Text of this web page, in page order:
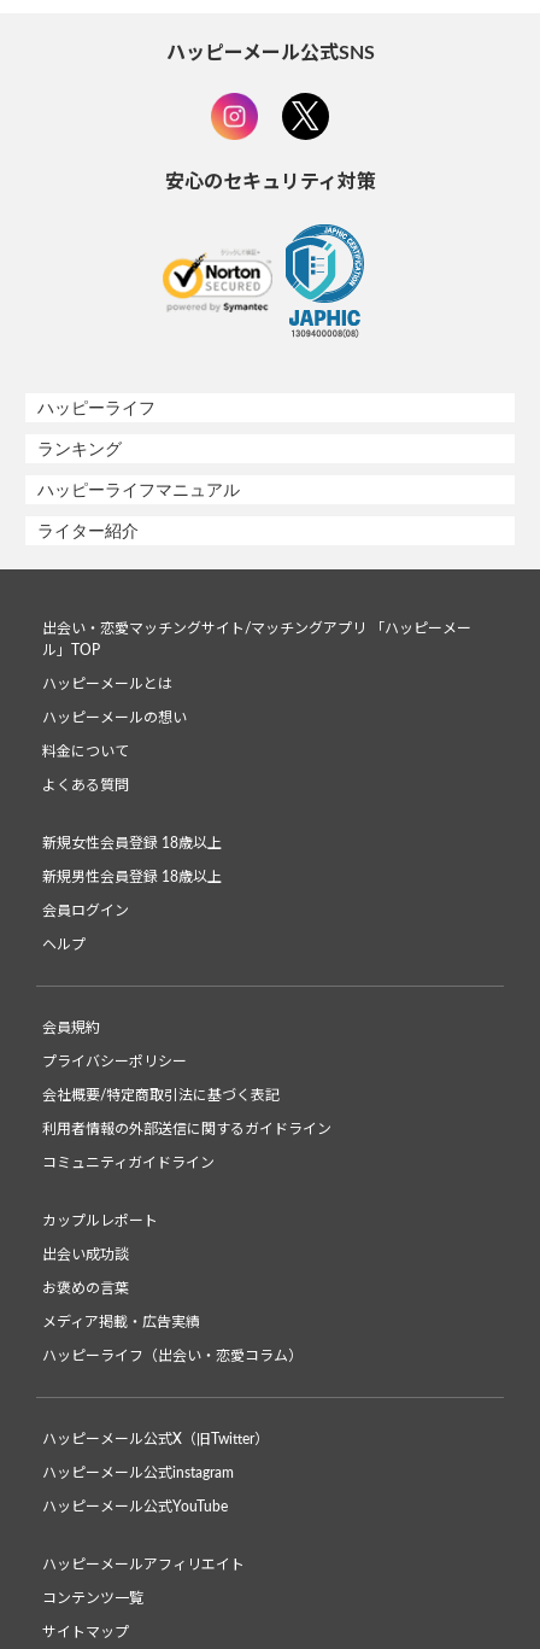
ハッピーメール公式SNS
安心のセキュリティ対策
ハッピーライフ
ランキング
ハッピーライフマニュアル
ライター紹介
出会い・恋愛マッチングサイト/マッチングアプリ 「ハッピーメー
ル」TOP
ハッピーメールとは
ハッピーメールの想い
料金について
よくある質問
新規女性会員登録 18歳以上
新規男性会員登録 18歳以上
会員ログイン
ヘルプ
会員規約
プライバシーポリシー
会社概要/特定商取引法に基づく表記
利用者情報の外部送信に関するガイドライン
コミュニティガイドライン
カップルレポート
出会い成功談
お褒めの言葉
メディア掲載・広告実績
ハッピーライフ（出会い・恋愛コラム）
ハッピーメール公式X（旧Twitter）
ハッピーメール公式instagram
ハッピーメール公式YouTube
ハッピーメールアフィリエイト
コンテンツ一覧
サイトマップ